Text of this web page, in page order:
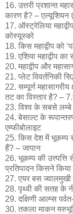
16. उत्तरी प्रशान्त
कारण है? – एल्यूशियन
17. ऑस्ट्रेलिया
कोस्यूस्को
18. किस महाद्वीप को
19. एशिया महाद्वीप
20. महाद्वीप और
21. प्लेट विवर्तनिकी
22. सम्पूर्ण
तट का विस्तार है? –
23. विश्व के सबसे लम्बे
24. बेसाल्ट के
एम्फीबोलाइट
25. किस देश में भूकम्प से
हैं? – जापान
26. भूकम्प की
प्रतिपादन किसने
27. एयर बस ज्वालमुखी
28. पृथ्वी की सतह के
29. दक्षिणी आल्प्स
30. तकला माकन